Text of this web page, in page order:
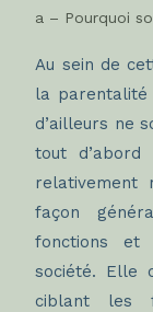
a – Pourquoi
Au sein de
la parentalité
d’ailleurs ne
tout d’abord
relativement
façon
fonctions et
société. Elle
ciblant les